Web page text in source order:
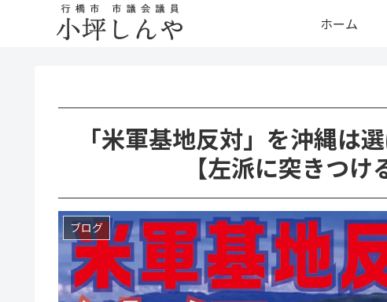
ホーム
「米軍基地反対」を沖縄は
【左派に突きつけ
ブログ